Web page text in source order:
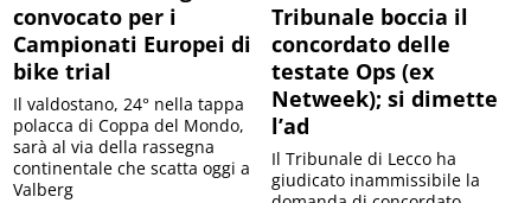
convocato per i
Campionati Europei di
bike trial
Il valdostano, 24° nella tappa
polacca di Coppa del Mondo,
sarà al via della rassegna
continentale che scatta oggi a
Valberg
Tribunale boccia il
concordato delle
testate Ops (ex
Netweek); si dimette
l’ad
Il Tribunale di Lecco ha
giudicato inammissibile la